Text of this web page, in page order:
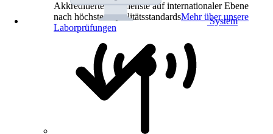
System
Akkreditierte Prüfdienste auf internationaler Ebene
nach höchsten QualitätsstandardsMehr über unsere
Laborprüfungen